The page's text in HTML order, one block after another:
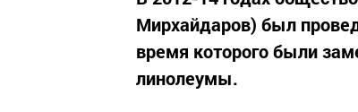
Мирхайдаров) был
время которого были
линолеумы.